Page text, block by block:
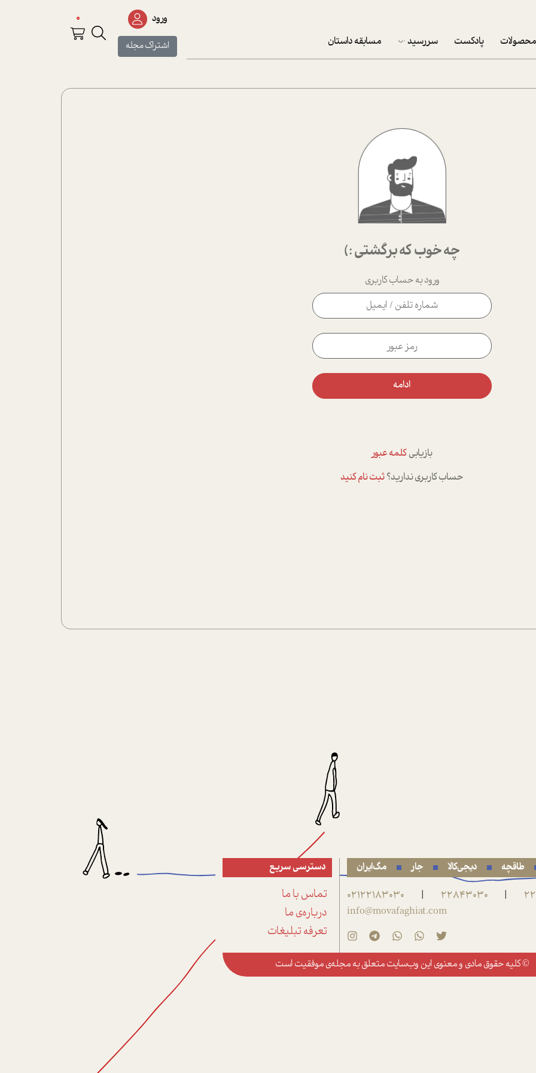
محصولات پادکست سررسید
پکيج نوروزي موفقيت
تقویم رومیزی
تقویم دیواری
مسابقه داستان
ورود
اشتراک مجله
0
چه خوب که برگشتی :)
ورود به حساب کاربری
ادامه
بازیابیکلمه عبور
حساب کاربری ندارید؟ثبت نام کنید
طاقچه دیجی‌کالا جار مگ‌ایران
|
22843030
|
02122183030
info@movafaghiat.com
دسترسی سریع
تماس با ما
درباره‌ی ما
تعرفه تبلیغات
© کلیه حقوق مادی و معنوی این وب‌سایت متعلق بهمجله‌ی موفقیتاست